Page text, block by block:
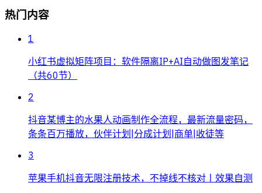
热门内容
1
小红书虚拟矩阵项目：软件隔离IP+AI自动做图发笔记
（共60节）
2
抖音某博主的水果人动画制作全流程，最新流量密码，
条条百万播放，伙伴计划|分成计划|商单|收徒等
3
苹果手机抖音无限注册技术，不掉线不核对丨效果自测